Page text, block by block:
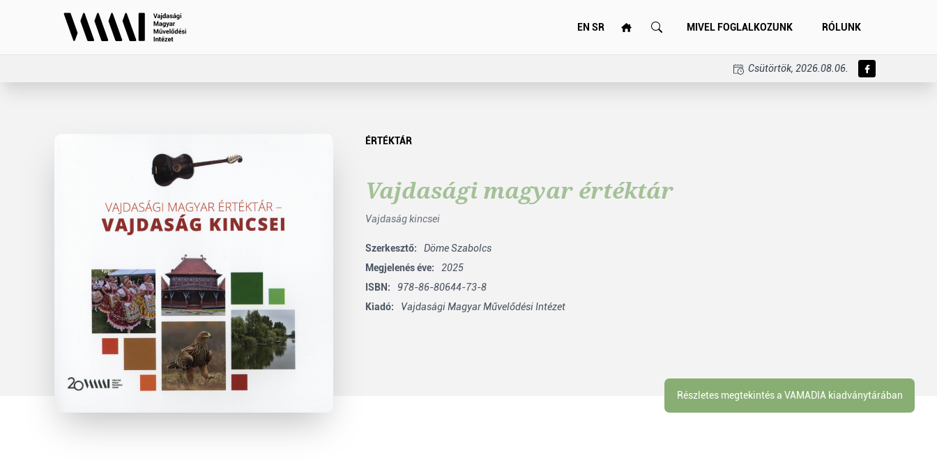
EN SR MIVEL FOGLALKOZUNK RÓLUNK
Csütörtök, 2026.08.06.
ÉRTÉKTÁR
Vajdasági magyar értéktár
Vajdaság kincsei
Szerkesztő:
Döme Szabolcs
Megjelenés éve:
2025
ISBN:
978-86-80644-73-8
Kiadó:
Vajdasági Magyar Művelődési Intézet
Részletes megtekintés a VAMADIA kiadványtárában